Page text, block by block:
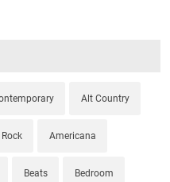
Alt Country
Americana
Beats Bedroom